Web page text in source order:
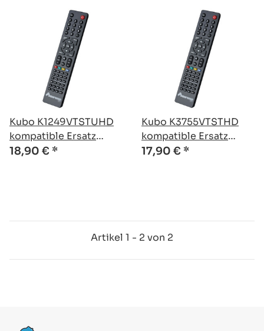
Kubo K1249VTSTUHD
kompatible Ersatz
Fernbedienung
18,90 € *
Kubo K3755VTSTHD
kompatible Ersatz
Fernbedienung
17,90 € *
Artikel 1 - 2 von 2